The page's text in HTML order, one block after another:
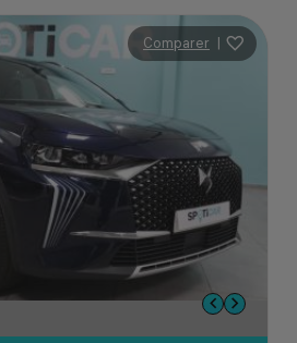
Comparer |